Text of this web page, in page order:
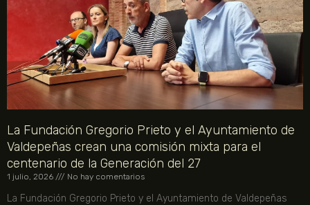
La Fundación Gregorio Prieto y el Ayuntamiento de
Valdepeñas crean una comisión mixta para el
centenario de la Generación del 27
1 julio, 2026 No hay comentarios
La Fundación Gregorio Prieto y el Ayuntamiento de Valdepeñas